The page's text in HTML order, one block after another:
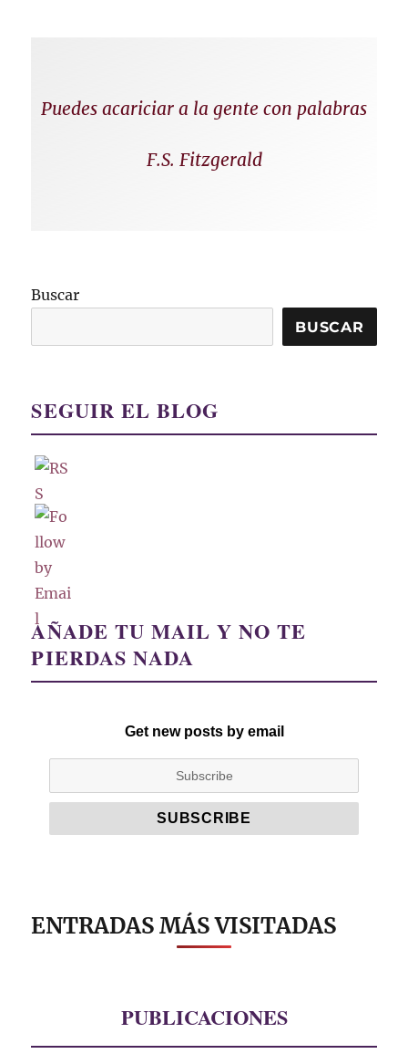
Puedes acariciar a la gente con palabras
F.S. Fitzgerald
Buscar
BUSCAR
SEGUIR EL BLOG
AÑADE TU MAIL Y NO TE
PIERDAS NADA
Get new posts by email
ENTRADAS MÁS VISITADAS
PUBLICACIONES